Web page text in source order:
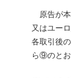
原告が
又はユー
各取引後
ら⑨のとお